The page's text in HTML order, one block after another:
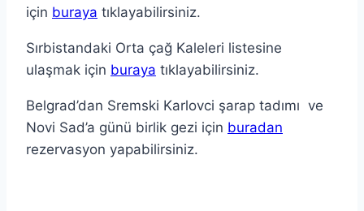
için buraya tıklayabilirsiniz.
Sırbistandaki Orta çağ Kaleleri listesine
ulaşmak için buraya tıklayabilirsiniz.
Belgrad’dan Sremski Karlovci şarap tadımı ve
Novi Sad’a günü birlik gezi için buradan
rezervasyon yapabilirsiniz.